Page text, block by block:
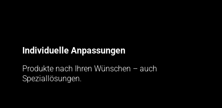
Individuelle Anpassungen
Produkte nach Ihren Wünschen – auch
Speziallösungen.